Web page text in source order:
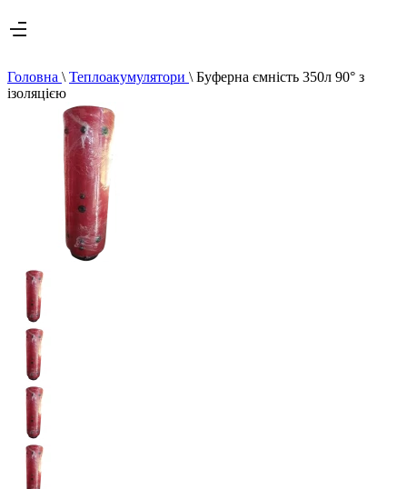
Головна \ Теплоакумулятори \ Буферна ємність 350л 90° з
ізоляцією